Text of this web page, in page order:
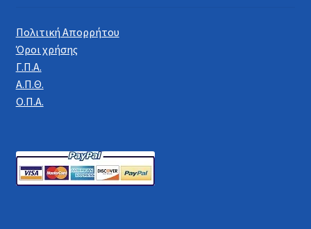
Πολιτική Απορρήτου
Όροι χρήσης
Γ.Π.Α.
Α.Π.Θ.
Ο.Π.Α.